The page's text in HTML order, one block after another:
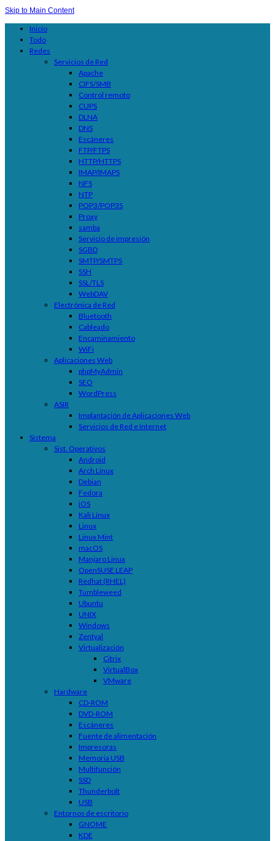
Skip to Main Content
Inicio
Todo
Redes
Servicios de Red
Apache
CIFS/SMB
Control remoto
CUPS
DLNA
DNS
Escáneres
FTP/FTPS
HTTP/HTTPS
IMAP/IMAPS
NFS
NTP
POP3/POP3S
Proxy
samba
Servicio de impresión
SGBD
SMTP/SMTPS
SSH
SSL/TLS
WebDAV
Electrónica de Red
Bluetooth
Cableado
Encaminamiento
WiFi
Aplicaciones Web
phpMyAdmin
SEO
WordPress
ASIR
Implantación de Aplicaciones Web
Servicios de Red e Internet
Sistema
Sist. Operativos
Android
Arch Linux
Debian
Fedora
iOS
Kali Linux
Linux
Linux Mint
macOS
Manjaro Linux
OpenSUSE LEAP
Redhat (RHEL)
Tumbleweed
Ubuntu
UNIX
Windows
Zentyal
Virtualización
Citrix
VirtualBox
VMware
Hardware
CD-ROM
DVD-ROM
Escáneres
Fuente de alimentación
Impresoras
Memoria USB
Multifunción
SSD
Thunderbolt
USB
Entornos de escritorio
GNOME
KDE